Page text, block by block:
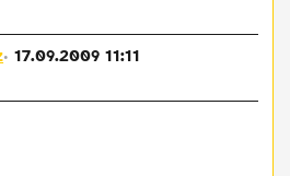
17.09.2009 11:11